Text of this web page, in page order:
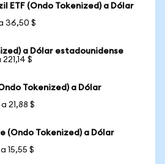
ETF (Ondo Tokenized) a Dólar
36,50 $
a Dólar estadounidense
$
Tokenized) a Dólar
21,88 $
(Ondo Tokenized) a Dólar
15,55 $